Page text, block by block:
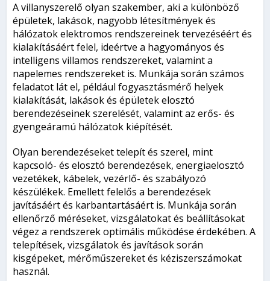
A villanyszerelő olyan szakember, aki a különböző
épületek, lakások, nagyobb létesítmények és
hálózatok elektromos rendszereinek tervezéséért és
kialakításáért felel, ideértve a hagyományos és
intelligens villamos rendszereket, valamint a
napelemes rendszereket is. Munkája során számos
feladatot lát el, például fogyasztásmérő helyek
kialakítását, lakások és épületek elosztó
berendezéseinek szerelését, valamint az erős- és
gyengeáramú hálózatok kiépítését.
Olyan berendezéseket telepít és szerel, mint
kapcsoló- és elosztó berendezések, energiaelosztó
vezetékek, kábelek, vezérlő- és szabályozó
készülékek. Emellett felelős a berendezések
javításáért és karbantartásáért is. Munkája során
ellenőrző méréseket, vizsgálatokat és beállításokat
végez a rendszerek optimális működése érdekében. A
telepítések, vizsgálatok és javítások során
kisgépeket, mérőműszereket és kéziszerszámokat
használ.